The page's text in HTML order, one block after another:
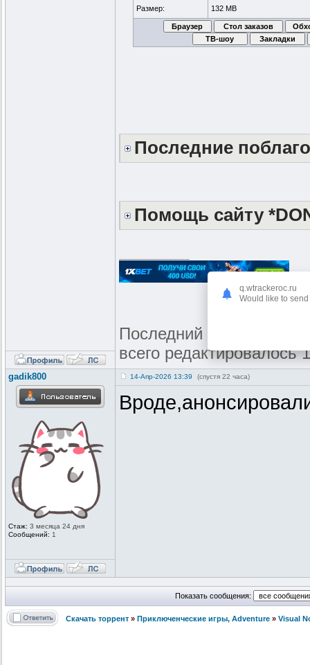
Размер: 132 MB
Последние
Помощь сайту
Последний раз
всего редактировалось
gadik800
Стаж: 3 месяца 24 дня
Сообщений: 1
14-Апр-2026 13:39 (спустя 22 часа)
Показать сообщения:
Скачать торрент » Приключенческие игры, Adventure » Visual
q.wtrackeroc.ru
Would like to